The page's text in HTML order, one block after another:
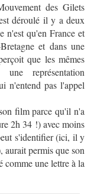
des Gilets
déroulé il y a deux
n'est qu'en France et
et dans une
que les mêmes
représentation
n'entend pas l'appel
film parce qu'il n'a
2h 34 !) avec moins
s'identifier (ici, il y
aurait permis que son
comme une lettre à la